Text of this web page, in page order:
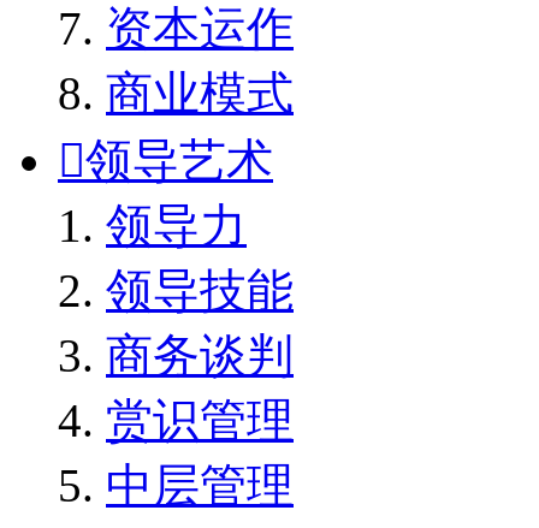
资本运作
商业模式
领导艺术
领导力
领导技能
商务谈判
赏识管理
中层管理